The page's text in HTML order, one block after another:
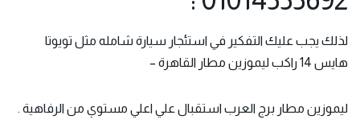
لذلك يجب عليك التفكير في استئجار سيارة شامله مثل تويوتا
هايس 14 راكب ليموزين مطار القاهرة –
ليموزين مطار برج العرب استقبال علي اعلي مستوي من الرفاهية .